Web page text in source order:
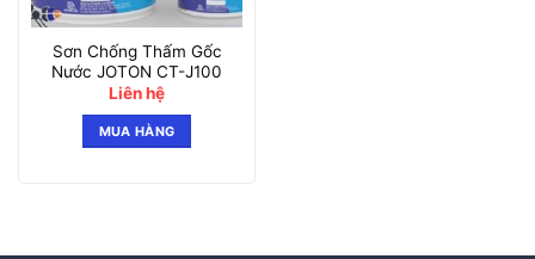
Sơn Chống Thấm Gốc
Nước JOTON CT-J100
Liên hệ
MUA HÀNG